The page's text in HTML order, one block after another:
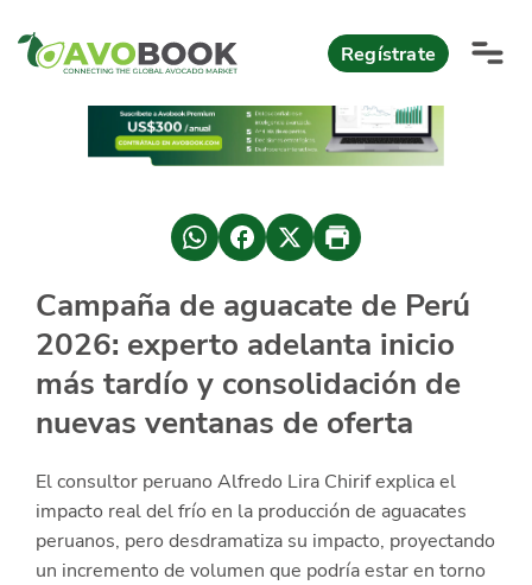
Regístrate
AvoReports
AvoComments
AvoMagazine
AvoEvents
Iniciar Sesión
Quiénes Somos
Campaña de aguacate de Perú
2026: experto adelanta inicio
más tardío y consolidación de
nuevas ventanas de oferta
El consultor peruano Alfredo Lira Chirif explica el
impacto real del frío en la producción de aguacates
peruanos, pero desdramatiza su impacto, proyectando
un incremento de volumen que podría estar en torno